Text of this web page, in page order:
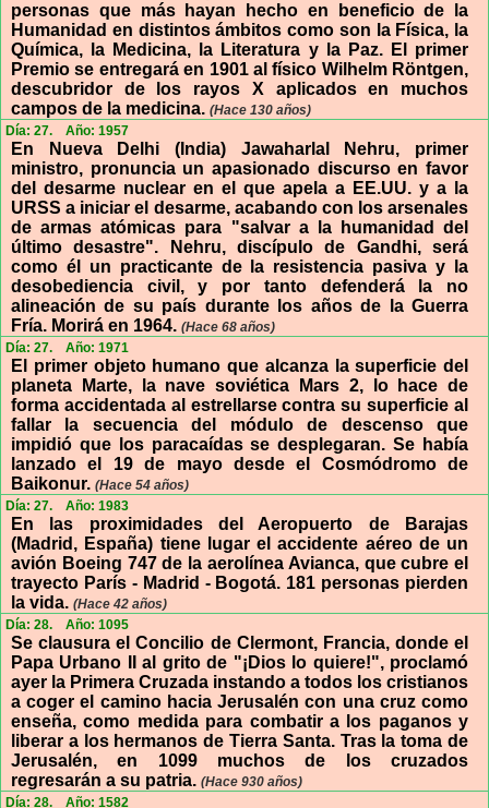
personas que más hayan hecho en beneficio de la
Humanidad en distintos ámbitos como son la Física, la
Química, la Medicina, la Literatura y la Paz. El primer
Premio se entregará en 1901 al físico Wilhelm Röntgen,
descubridor de los rayos X aplicados en muchos
campos de la medicina. (Hace 130 años)
Día: 27.
Año: 1957
En Nueva Delhi (India) Jawaharlal Nehru, primer
ministro, pronuncia un apasionado discurso en favor
del desarme nuclear en el que apela a EE.UU. y a la
URSS a iniciar el desarme, acabando con los arsenales
de armas atómicas para "salvar a la humanidad del
último desastre". Nehru, discípulo de Gandhi, será
como él un practicante de la resistencia pasiva y la
desobediencia civil, y por tanto defenderá la no
alineación de su país durante los años de la Guerra
Fría. Morirá en 1964. (Hace 68 años)
Día: 27.
Año: 1971
El primer objeto humano que alcanza la superficie del
planeta Marte, la nave soviética Mars 2, lo hace de
forma accidentada al estrellarse contra su superficie al
fallar la secuencia del módulo de descenso que
impidió que los paracaídas se desplegaran. Se había
lanzado el 19 de mayo desde el Cosmódromo de
Baikonur. (Hace 54 años)
Día: 27.
Año: 1983
En las proximidades del Aeropuerto de Barajas
(Madrid, España) tiene lugar el accidente aéreo de un
avión Boeing 747 de la aerolínea Avianca, que cubre el
trayecto París - Madrid - Bogotá. 181 personas pierden
la vida. (Hace 42 años)
Día: 28.
Año: 1095
Se clausura el Concilio de Clermont, Francia, donde el
Papa Urbano II al grito de "¡Dios lo quiere!", proclamó
ayer la Primera Cruzada instando a todos los cristianos
a coger el camino hacia Jerusalén con una cruz como
enseña, como medida para combatir a los paganos y
liberar a los hermanos de Tierra Santa. Tras la toma de
Jerusalén, en 1099 muchos de los cruzados
regresarán a su patria. (Hace 930 años)
Día: 28.
Año: 1582